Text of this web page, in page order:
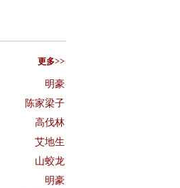
更多>>
明豪
陈家梁子
高伐林
艾地生
山蛟龙
明豪